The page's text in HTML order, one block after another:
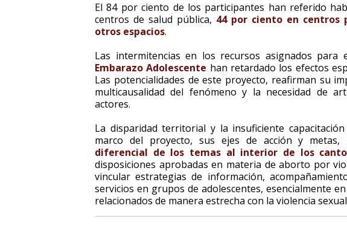
El 84 por ciento de los participantes han referido
centros de salud pública, 44 por ciento en centros
otros espacios.
Las intermitencias en los recursos asignados para
Embarazo Adolescente han retardado los efectos
Las potencialidades de este proyecto, reafirman su
multicausalidad del fenómeno y la necesidad de
actores.
La disparidad territorial y la insuficiente
marco del proyecto, sus ejes de acción y metas,
diferencial de los temas al interior de los
disposiciones aprobadas en materia de aborto por
vincular estrategias de información,
servicios en grupos de adolescentes, esencialmente
relacionados de manera estrecha con la violencia